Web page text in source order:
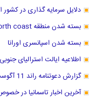
دلایل سرمایه گذاری در کشور
بسته شدن منطقه Mid North coast
بسته شدن اسپانسری اورانا
اطلاعیه ایالت استرالیای
گزارش دعوتنامه راند 11 آگوست 2019
آخرین اخبار تاسمانیا در